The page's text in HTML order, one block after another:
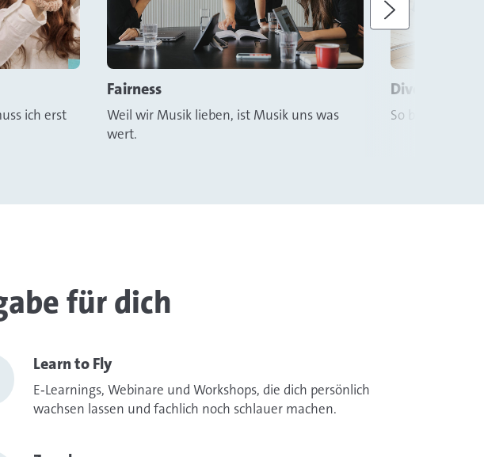
Weiter
ich erst
Fairness
Weil wir Musik lieben, ist Musik uns was
wert.
Diversität
So bunt wie
für dich
Learn to Fly
E‑Learnings, Webinare und Workshops, die dich persönlich
wachsen lassen und fachlich noch schlauer machen.